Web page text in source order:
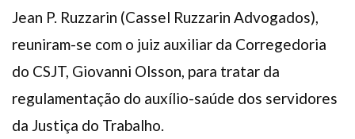
Jean P. Ruzzarin (Cassel Ruzzarin Advogados),
reuniram-se com o juiz auxiliar da Corregedoria
do CSJT, Giovanni Olsson, para tratar da
regulamentação do auxílio-saúde dos servidores
da Justiça do Trabalho.